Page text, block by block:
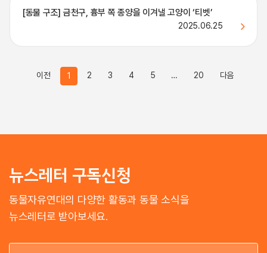
[동물 구조] 금천구, 흉부 쪽 종양을 이겨낼 고양이 ‘티벳’
2025.06.25
이전 1 2 3 4 5 … 20 다음
뉴스레터 구독신청
동물자유연대의 다양한 활동과 동물 소식을
뉴스레터로 받아보세요.